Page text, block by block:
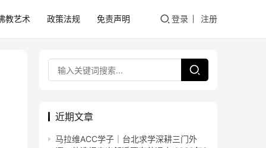
教艺术 政策法规 免责声明 登录 注册
近期文章
马拉维ACC学子｜台北求学深耕三门外